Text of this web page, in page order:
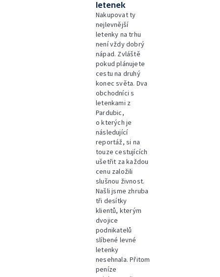
letenek
Nakupovat ty
nejlevnější
letenky na trhu
není vždy dobrý
nápad. Zvláště
pokud plánujete
cestu na druhý
konec světa. Dva
obchodníci s
letenkami z
Pardubic,
o kterých je
následující
reportáž, si na
touze cestujících
ušetřit za každou
cenu založili
slušnou živnost.
Našli jsme zhruba
tři desítky
klientů, kterým
dvojice
podnikatelů
slíbené levné
letenky
nesehnala. Přitom
peníze